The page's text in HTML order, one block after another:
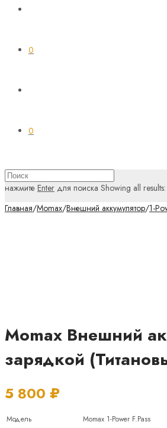
0
0
нажмите Enter для поиска Showing all results:
Главная/Momax/Внешний аккумулятор/1-
Momax Внешний
зарядкой
5 800 ₽
Модель
Momax 1-Power F.Pass